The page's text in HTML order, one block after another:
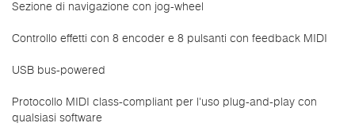
Sezione di navigazione con jog-wheel
Controllo effetti con 8 encoder e 8 pulsanti con feedback MIDI
USB bus-powered
Protocollo MIDI class-compliant per l'uso plug-and-play con
qualsiasi software